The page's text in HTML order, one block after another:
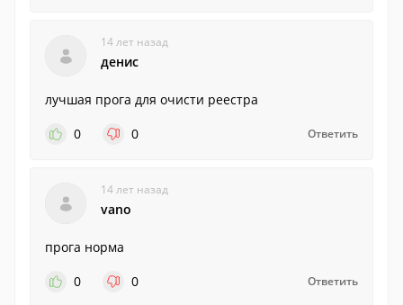
14 лет назад
денис
лучшая прога для очисти реестра
0
0 Ответить
14 лет назад
vano
прога норма
0
0 Ответить